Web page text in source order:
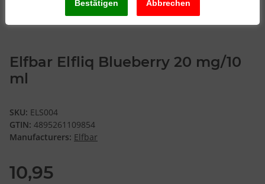
Elfbar Elfliq Blueberry 20 mg/10
ml
SKU: ELS004
GTIN: 4895261109854
Manufacturers: Elfbar
10,95